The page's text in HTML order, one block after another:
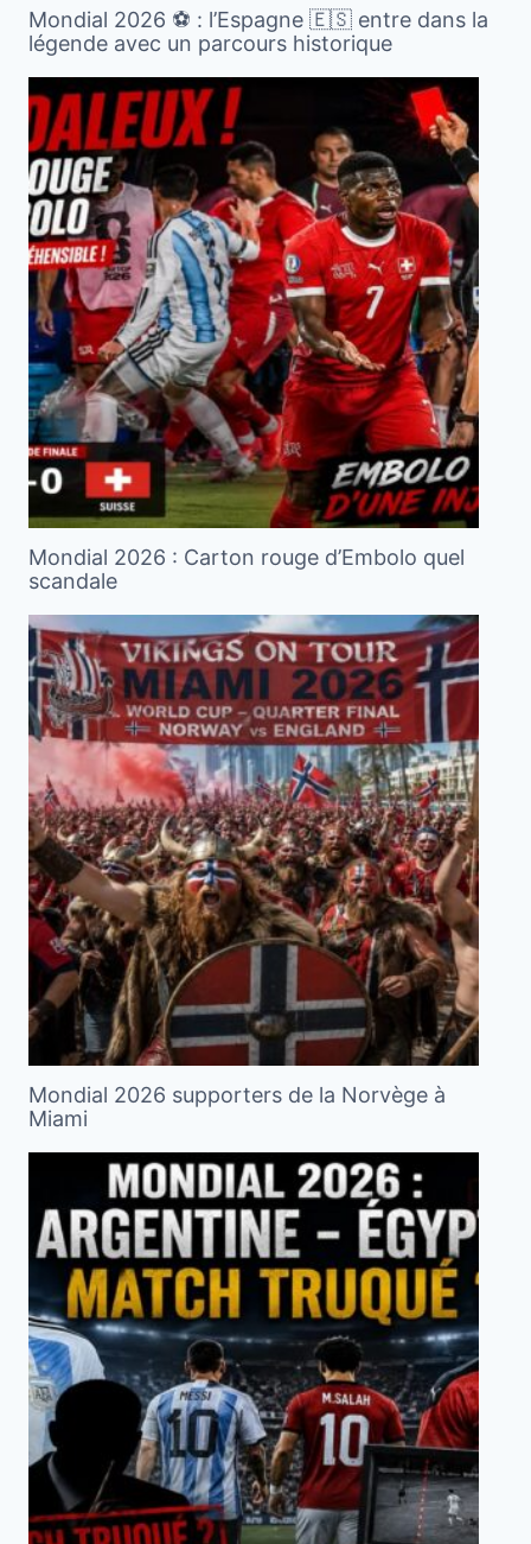
Mondial 2026 ⚽️ : l’Espagne 🇪🇸 entre dans la
légende avec un parcours historique
Mondial 2026 : Carton rouge d’Embolo quel
scandale
Mondial 2026 supporters de la Norvège à
Miami